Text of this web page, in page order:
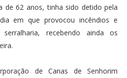
de 62 anos, tinha sido detido pela
em que provocou incêndios e
recebendo ainda os
de Canas de Senhorim